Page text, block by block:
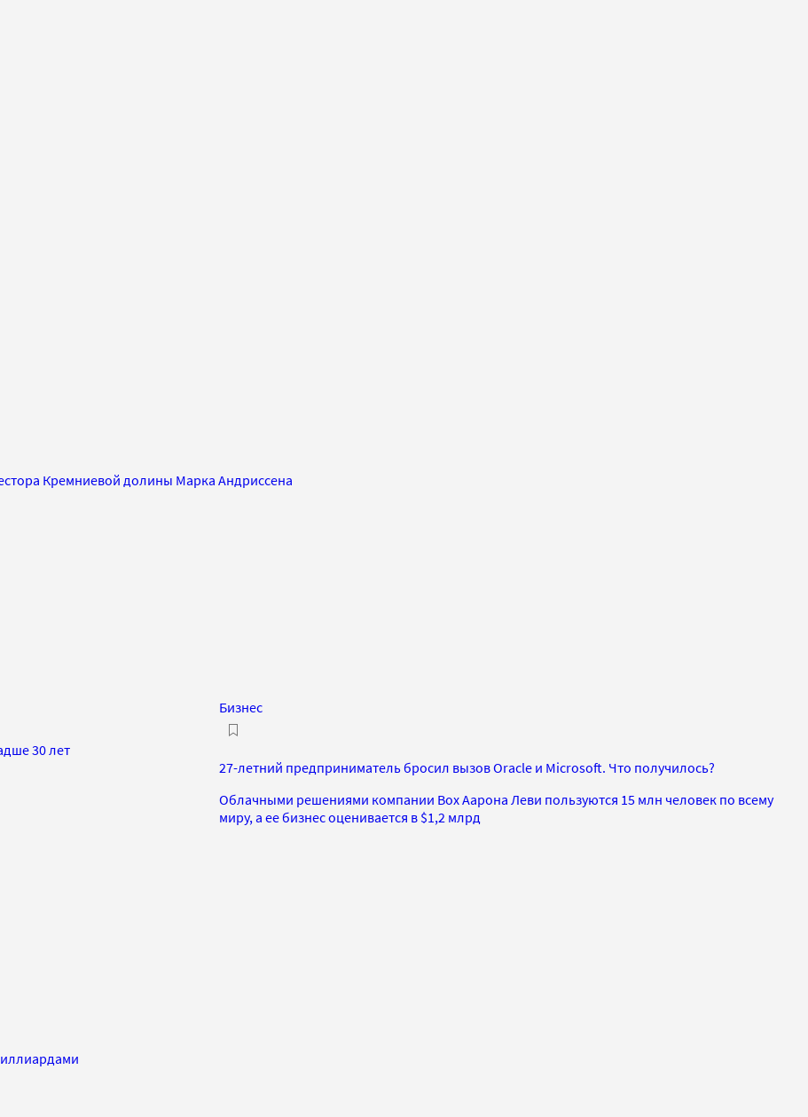
Кремниевой долины Марка Андриссена
30 лет
Бизнес
27-летний предприниматель бросил вызов Oracle и Microsoft. Что получилось?
Облачными решениями компании Box Аарона Леви пользуются 15 млн человек по всему
миру, а ее бизнес оценивается в $1,2 млрд